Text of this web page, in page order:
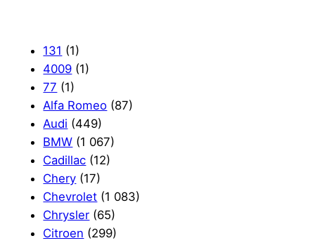
131 (1)
4009 (1)
77 (1)
Alfa Romeo (87)
Audi (449)
BMW (1 067)
Cadillac (12)
Chery (17)
Chevrolet (1 083)
Chrysler (65)
Citroen (299)